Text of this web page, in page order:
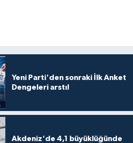
Yeni Parti'den sonraki İlk Anket
Dengeleri arstı!
Akdeniz'de 4,1 büyüklüğünde